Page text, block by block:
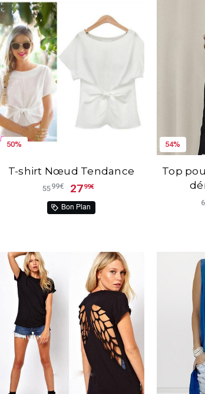
50%
T-shirt Nœud Tendance
5599€ 2799€
Bon Plan
54%
Top